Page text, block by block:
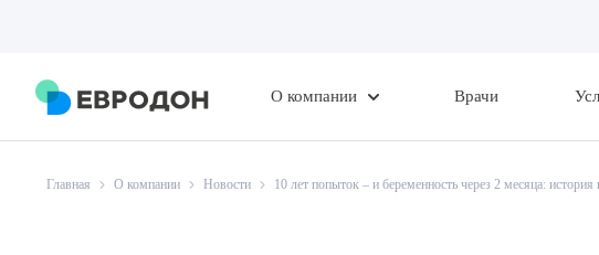
О компании Врачи
Главная О компании Новости 10 лет попыток – и беременность через 2 месяца: